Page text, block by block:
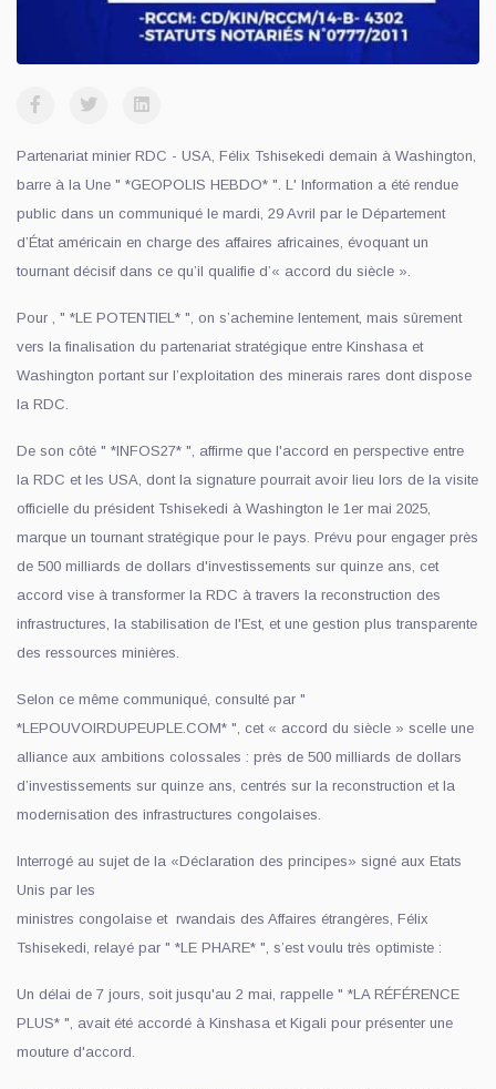
Partenariat minier RDC - USA, Félix Tshisekedi demain à Washington,
barre à la Une " *GEOPOLIS HEBDO* ". L' Information a été rendue
public dans un communiqué le mardi, 29 Avril par le Département
d’État américain en charge des affaires africaines, évoquant un
tournant décisif dans ce qu’il qualifie d’« accord du siècle ».
Pour , " *LE POTENTIEL* ", on s’achemine lentement, mais sûrement
vers la finalisation du partenariat stratégique entre Kinshasa et
Washington portant sur l’exploitation des minerais rares dont dispose
la RDC.
De son côté " *INFOS27* ", affirme que l'accord en perspective entre
la RDC et les USA, dont la signature pourrait avoir lieu lors de la visite
officielle du président Tshisekedi à Washington le 1er mai 2025,
marque un tournant stratégique pour le pays. Prévu pour engager près
de 500 milliards de dollars d'investissements sur quinze ans, cet
accord vise à transformer la RDC à travers la reconstruction des
infrastructures, la stabilisation de l'Est, et une gestion plus transparente
des ressources minières.
Selon ce même communiqué, consulté par "
*LEPOUVOIRDUPEUPLE.COM* ", cet « accord du siècle » scelle une
alliance aux ambitions colossales : près de 500 milliards de dollars
d’investissements sur quinze ans, centrés sur la reconstruction et la
modernisation des infrastructures congolaises.
Interrogé au sujet de la «Déclaration des principes» signé aux Etats
Unis par les
ministres congolaise et rwandais des Affaires étrangères, Félix
Tshisekedi, relayé par " *LE PHARE* ", s’est voulu très optimiste :
Un délai de 7 jours, soit jusqu'au 2 mai, rappelle " *LA RÉFÉRENCE
PLUS* ", avait été accordé à Kinshasa et Kigali pour présenter une
mouture d'accord.